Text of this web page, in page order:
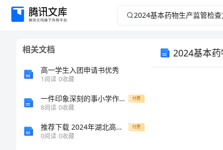
2024
相关文档
高一学生入团申请书优秀
1阅读 0收藏
一件印象深刻的事小学作文600字 付费
8阅读 0收藏
推荐下载 2024年湖北高考满分作文喷泉与水 付费
0阅读 0收藏
2024基本